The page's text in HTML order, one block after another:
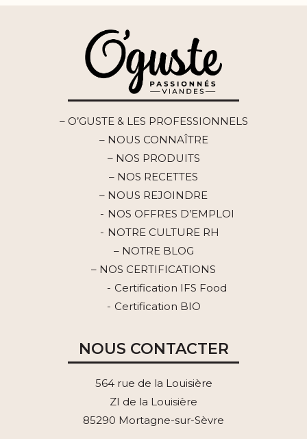
– O’GUSTE & LES PROFESSIONNELS
– NOUS CONNAÎTRE
– NOS PRODUITS
– NOS RECETTES
– NOUS REJOINDRE
NOS OFFRES D’EMPLOI
NOTRE CULTURE RH
– NOTRE BLOG
– NOS CERTIFICATIONS
Certification IFS Food
Certification BIO
NOUS CONTACTER
564 rue de la Louisière
ZI de la Louisière
85290 Mortagne-sur-Sèvre